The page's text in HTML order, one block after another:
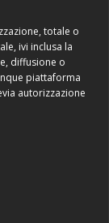
totale o
ivi inclusa la
diffusione o
piattaforma
autorizzazione